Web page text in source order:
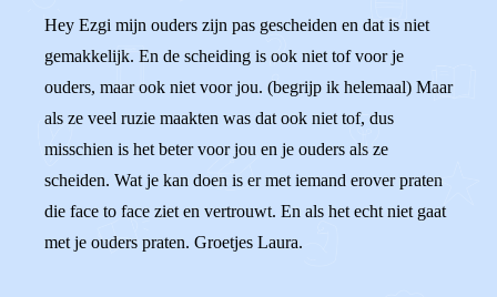
Hey Ezgi mijn ouders zijn pas gescheiden en dat is niet
gemakkelijk. En de scheiding is ook niet tof voor je
ouders, maar ook niet voor jou. (begrijp ik helemaal) Maar
als ze veel ruzie maakten was dat ook niet tof, dus
misschien is het beter voor jou en je ouders als ze
scheiden. Wat je kan doen is er met iemand erover praten
die face to face ziet en vertrouwt. En als het echt niet gaat
met je ouders praten. Groetjes Laura.